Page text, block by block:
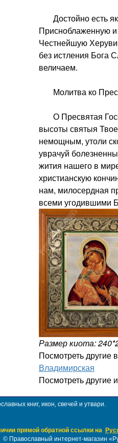
Достойно есть
Присноблаженную
Честнейшую
без истления Бога
величаем.
Молитва ко
О Пресвятая
высоты святыя
немощным, утоли
уврачуй
жития нашего в
христианскую
нам, милосердная
всеми угодившими
Размер киота:
Посмотреть другие
Владимирская
Посмотреть другие
книг, икон, свечей и утвари.
прямой обратной ссылки на
© Православный интернет-магазин